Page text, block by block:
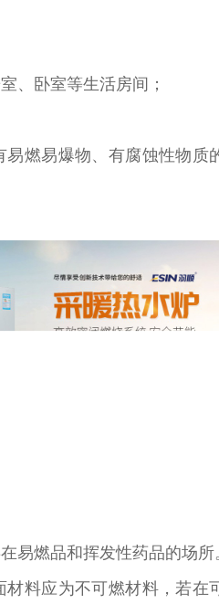
、卧室等生活房间；
燃易爆物、有腐蚀性物质
易燃品和挥发性药品的场所
料应为不可燃材料，若在